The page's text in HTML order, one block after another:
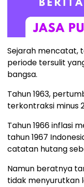
Sejarah mencatat,
periode tersulit
bangsa.
Tahun 1963,
terkontraksi minus
Tahun 1966 inflasi
tahun 1967
catatan hutang
Namun beratnya
tidak menyurutkan